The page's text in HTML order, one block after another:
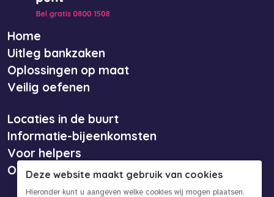
Home
Uitleg bankzaken
Oplossingen op maat
Veilig oefenen
Locaties in de buurt
Informatie-bijeenkomsten
Voor helpers
Over ons
Deze website maakt gebruik van cookies
Hieronder kunt u aangeven welke cookies wij mogen plaatsen.